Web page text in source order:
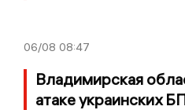
06/08 08:47
Владимирская
атаке украинских